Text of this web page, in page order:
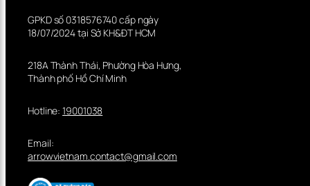
GPKD số 0318576740 cấp ngày
18/07/2024 tại Sở KH&ĐT HCM
218A Thành Thái, Phường Hòa Hưng,
Thành phố Hồ Chí Minh
Hotline:19001038
Email:
arrowvietnam.contact@gmail.com